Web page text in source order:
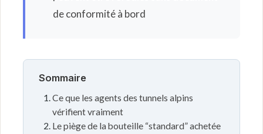
de conformité à bord
Sommaire
Ce que les agents des tunnels alpins
vérifient vraiment
Le piège de la bouteille “standard” achetée